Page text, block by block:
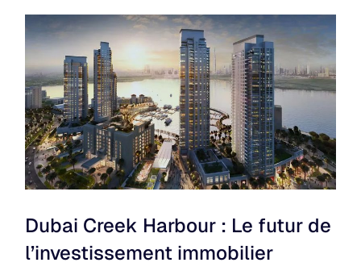
Dubai Creek Harbour : Le futur de
l’investissement immobilier